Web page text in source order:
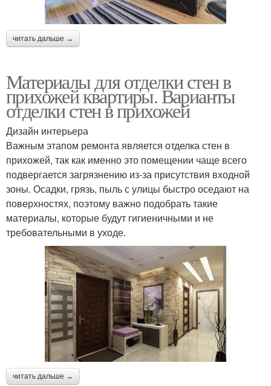
читать дальше →
Материалы для отделки стен в
прихожей квартиры. Варианты
отделки стен в прихожей
Дизайн интерьера
Важным этапом ремонта является отделка стен в
прихожей, так как именно это помещении чаще всего
подвергается загрязнению из-за присутствия входной
зоны. Осадки, грязь, пыль с улицы быстро оседают на
поверхностях, поэтому важно подобрать такие
материалы, которые будут гигиеничными и не
требовательными в уходе.
читать дальше →